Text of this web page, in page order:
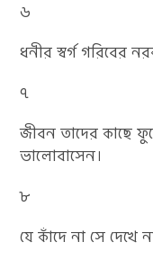
৬
ধনীর স্বর্গ গরিবের
৭
জীবন তাদের কাছে
ভালোবাসেন।
৮
যে কাঁদে না সে দেখে